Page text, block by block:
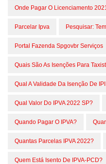
Onde Pagar O Licenciamento
Parcelar Ipva Pesquisar:
Portal Fazenda Spgovbr Serviços
Quais São As Isenções Para
Qual A Validade Da Isenção De
Qual Valor Do IPVA 2022 SP?
Quando Pagar O IPVA?
Quantas Parcelas IPVA 2022?
Quem Está Isento De IPVA-PCD?